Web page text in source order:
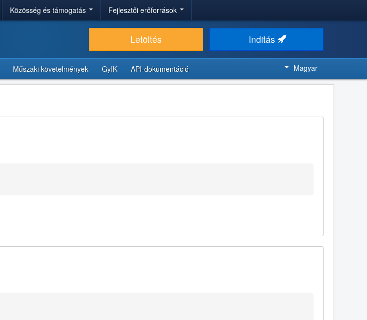
Közösség és támogatás Fejlesztői erőforrások
Letöltés Inditás
Műszaki követelmények GyIK API-dokumentáció Magyar